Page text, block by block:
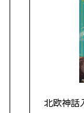
北欧神話